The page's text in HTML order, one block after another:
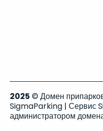
2025 © Домен
SigmaParking | Сервис
администратором